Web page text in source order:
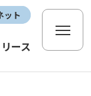
ット
ース